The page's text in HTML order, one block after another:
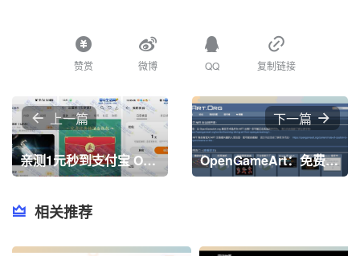
赞赏 微博 QQ 复制链接
上一篇
亲测1元秒到支付宝 OPPO旗下手机游戏中心参与
下一篇
OpenGameArt：免费开源的游戏资源共享平台，汇集了全球开发者上传的丰富 2D/3D 素材、音效和音乐，助力游戏创作
相关推荐